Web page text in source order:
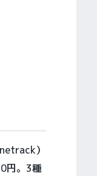
）
円。3種